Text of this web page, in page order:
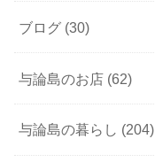
ブログ (30)
与論島のお店 (62)
与論島の暮らし (204)